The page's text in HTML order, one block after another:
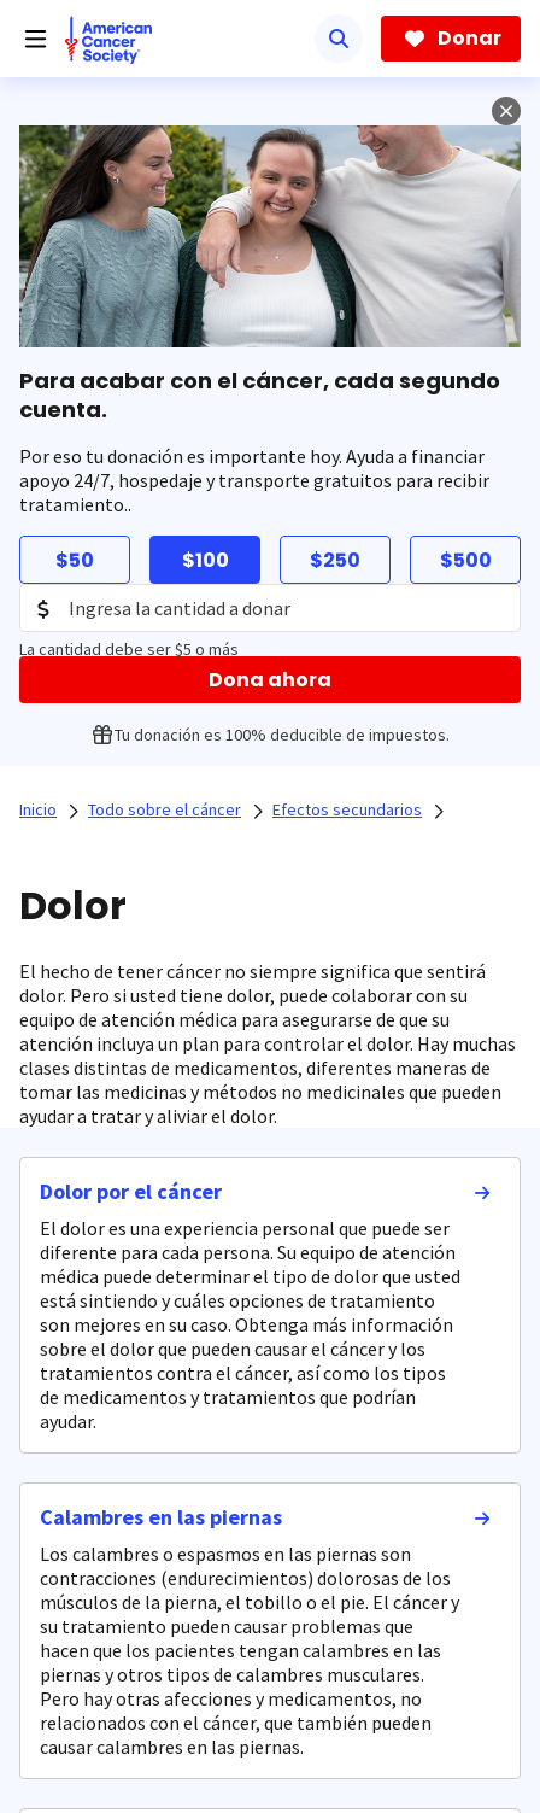
hacia
contenido
Donar
Para acabar con el cáncer, cada segundo
cuenta.
Por eso tu donación es importante hoy. Ayuda a financiar
apoyo 24/7, hospedaje y transporte gratuitos para recibir
tratamiento..
$50 $100 $250 $500
La cantidad debe ser $5 o más
Dona ahora
Tu donación es 100% deducible de impuestos.
Inicio Todo sobre el cáncer Efectos secundarios
Dolor
El hecho de tener cáncer no siempre significa que sentirá
dolor. Pero si usted tiene dolor, puede colaborar con su
equipo de atención médica para asegurarse de que su
atención incluya un plan para controlar el dolor. Hay muchas
clases distintas de medicamentos, diferentes maneras de
tomar las medicinas y métodos no medicinales que pueden
ayudar a tratar y aliviar el dolor.
Dolor por el cáncer
El dolor es una experiencia personal que puede ser
diferente para cada persona. Su equipo de atención
médica puede determinar el tipo de dolor que usted
está sintiendo y cuáles opciones de tratamiento
son mejores en su caso. Obtenga más información
sobre el dolor que pueden causar el cáncer y los
tratamientos contra el cáncer, así como los tipos
de medicamentos y tratamientos que podrían
ayudar.
Calambres en las piernas
Los calambres o espasmos en las piernas son
contracciones (endurecimientos) dolorosas de los
músculos de la pierna, el tobillo o el pie. El cáncer y
su tratamiento pueden causar problemas que
hacen que los pacientes tengan calambres en las
piernas y otros tipos de calambres musculares.
Pero hay otras afecciones y medicamentos, no
relacionados con el cáncer, que también pueden
causar calambres en las piernas.